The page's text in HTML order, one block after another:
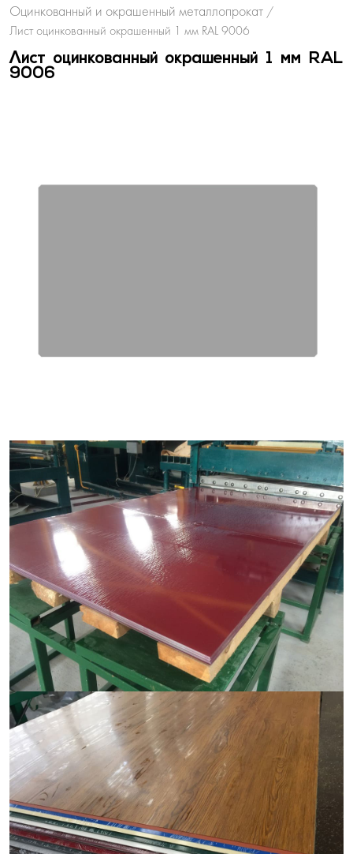
Оцинкованный и окрашенный металлопрокат /
Лист оцинкованный окрашенный 1 мм RAL 9006
Лист оцинкованный окрашенный 1 мм RAL
9006